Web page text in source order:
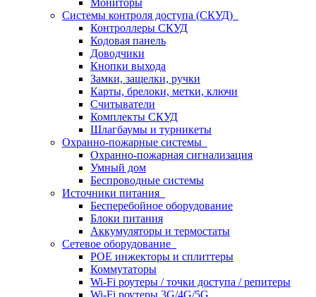
Мониторы
Системы контроля доступа (СКУД)
Контроллеры СКУД
Кодовая панель
Доводчики
Кнопки выхода
Замки, защелки, ручки
Карты, брелоки, метки, ключи
Считыватели
Комплекты СКУД
Шлагбаумы и турникеты
Охранно-пожарные системы
Охранно-пожарная сигнализация
Умный дом
Беспроводные системы
Источники питания
Бесперебойное оборудование
Блоки питания
Аккумуляторы и термостаты
Сетевое оборудование
POE инжекторы и сплиттеры
Коммутаторы
Wi-Fi роутеры / точки доступа / репитеры
Wi-Fi роутеры 3G/4G/5G